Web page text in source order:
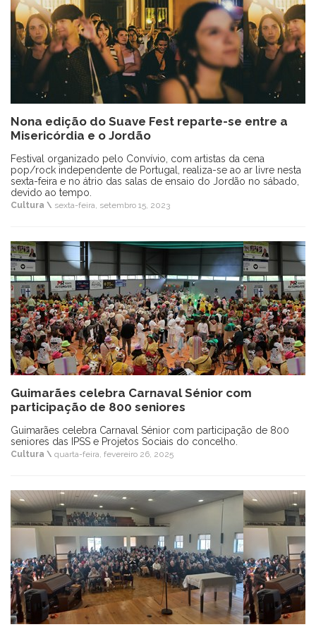
Nona edição do Suave Fest reparte-se entre a
Misericórdia e o Jordão
Festival organizado pelo Convívio, com artistas da cena
pop/rock independente de Portugal, realiza-se ao ar livre nesta
sexta-feira e no átrio das salas de ensaio do Jordão no sábado,
devido ao tempo.
Cultura \ sexta-feira, setembro 15, 2023
Guimarães celebra Carnaval Sénior com
participação de 800 seniores
Guimarães celebra Carnaval Sénior com participação de 800
seniores das IPSS e Projetos Sociais do concelho.
Cultura \ quarta-feira, fevereiro 26, 2025